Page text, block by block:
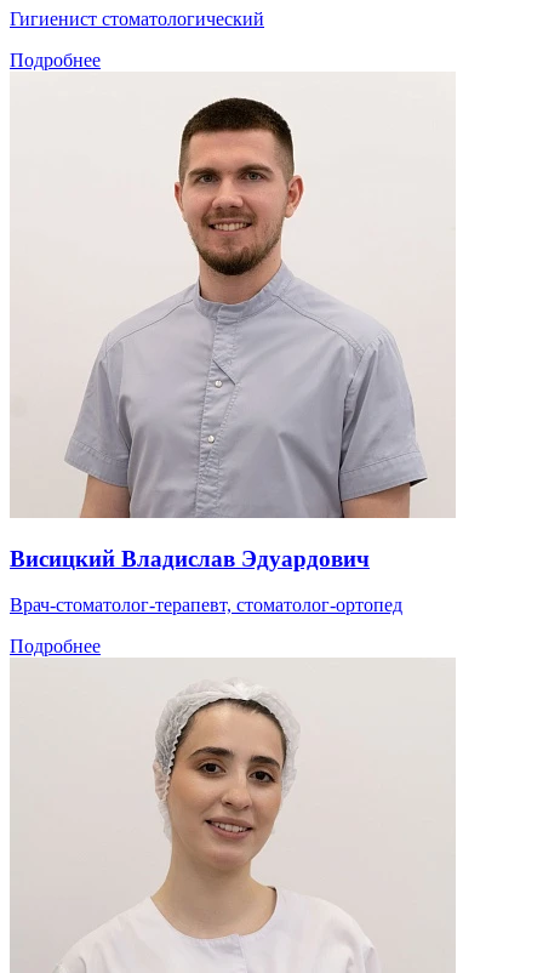
Гигиенист стоматологический
Подробнее
Висицкий Владислав Эдуардович
Врач-стоматолог-терапевт, стоматолог-ортопед
Подробнее